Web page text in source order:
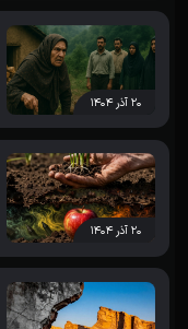
۲۰ آذر ۱۴۰۴
۲۰ آذر ۱۴۰۴